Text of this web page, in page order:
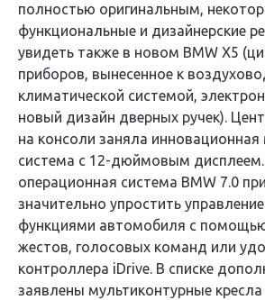
полностью оригинальным,
функциональные и дизайнерские
увидеть также в новом BMW X5
приборов, вынесенное к
климатической системой,
новый дизайн дверных ручек).
на консоли заняла
система c 12-дюймовым
операционная система BMW 7.0
значительно упростить
функциями автомобиля с
жестов, голосовых команд или
контроллера iDrive. В списке
заявлены мультиконтурные